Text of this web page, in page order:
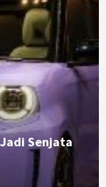
Senjata